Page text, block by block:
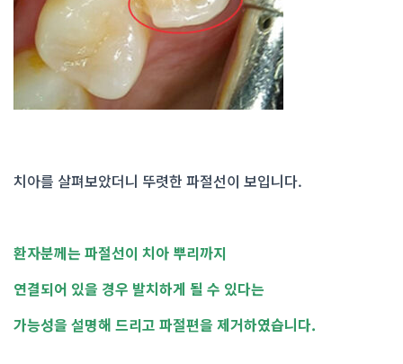
치아를 살펴보았더니 뚜렷한 파절선이 보입니다.
환자분께는 파절선이 치아 뿌리까지
연결되어 있을 경우 발치하게 될 수 있다는
가능성을 설명해 드리고 파절편을 제거하였습니다.